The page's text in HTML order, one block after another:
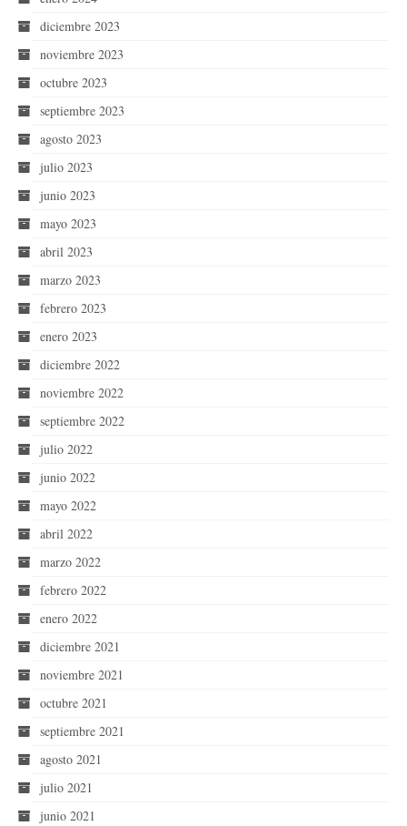
diciembre 2023
noviembre 2023
octubre 2023
septiembre 2023
agosto 2023
julio 2023
junio 2023
mayo 2023
abril 2023
marzo 2023
febrero 2023
enero 2023
diciembre 2022
noviembre 2022
septiembre 2022
julio 2022
junio 2022
mayo 2022
abril 2022
marzo 2022
febrero 2022
enero 2022
diciembre 2021
noviembre 2021
octubre 2021
septiembre 2021
agosto 2021
julio 2021
junio 2021